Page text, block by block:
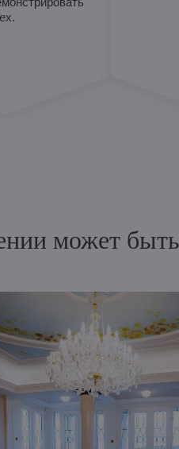
может быть